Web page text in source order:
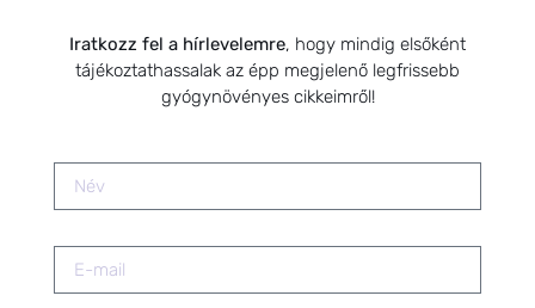
az alábbi nyilatkozatot:
Hozzájárulok, hogy az
Adatkezelési tájékoztatóban
linkre kattintva.
Iratkozz fel a hírlevelemre, hogy mindig elsőként
tájékoztathassalak az épp megjelenő legfrissebb
gyógynövényes cikkeimről!